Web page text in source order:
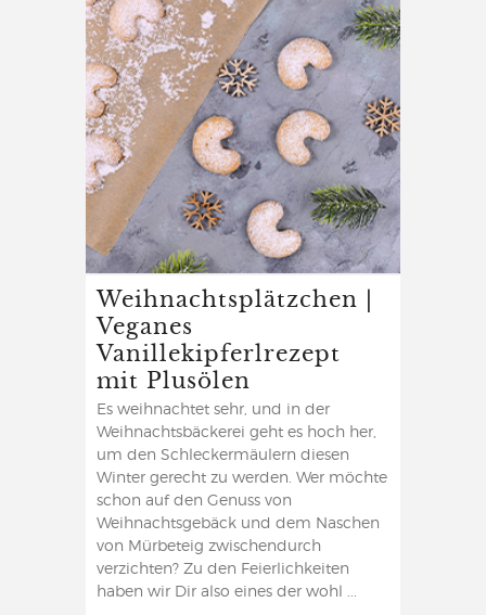
Weihnachtsplätzchen |
Veganes
Vanillekipferlrezept
mit Plusölen
Es weihnachtet sehr, und in der
Weihnachtsbäckerei geht es hoch her,
um den Schleckermäulern diesen
Winter gerecht zu werden. Wer möchte
schon auf den Genuss von
Weihnachtsgebäck und dem Naschen
von Mürbeteig zwischendurch
verzichten? Zu den Feierlichkeiten
haben wir Dir also eines der wohl ...